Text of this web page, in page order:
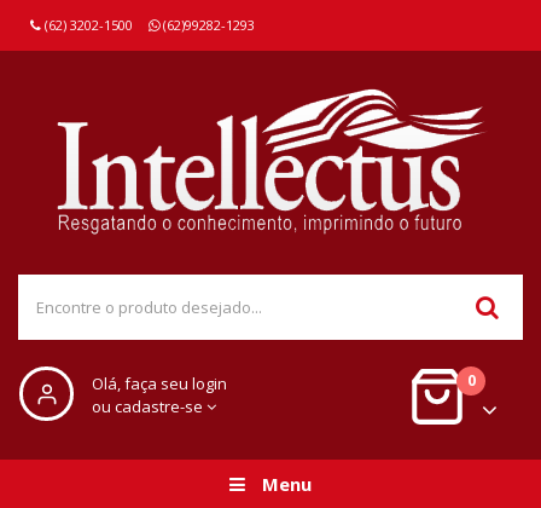
(62) 3202-1500 (62)99282-1293
Olá, faça seu login
ou cadastre-se
0
Menu